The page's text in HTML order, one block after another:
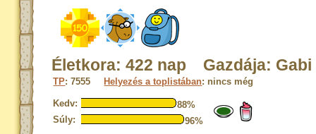
Életkora: 422 nap Gazdája: Gabi
TP: 7555 Helyezés a toplistában: nincs még
Kedv:
88%
Súly:
96%